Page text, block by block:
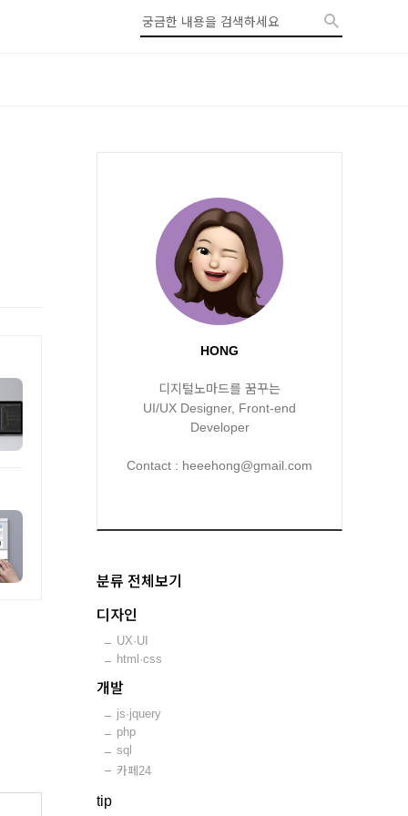
HONG
디지털노마드를 꿈꾸는
UI/UX Designer, Front-end
Developer
Contact : heeehong@gmail.com
분류 전체보기
디자인
UX·UI
html·css
개발
js·jquery
php
sql
카페24
tip